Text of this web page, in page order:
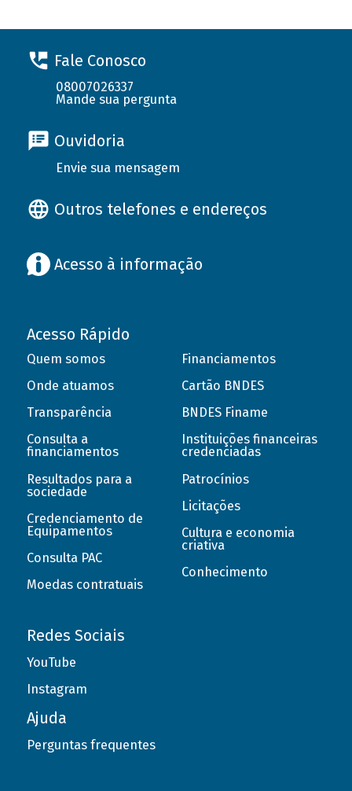
Fale Conosco
08007026337
Mande sua pergunta
Ouvidoria
Envie sua mensagem
Outros telefones e endereços
Acesso à informação
Acesso Rápido
Quem somos
Onde atuamos
Transparência
Consulta a
financiamentos
Resultados para a
sociedade
Credenciamento de
Equipamentos
Consulta PAC
Moedas contratuais
Financiamentos
Cartão BNDES
BNDES Finame
Instituições financeiras
credenciadas
Patrocínios
Licitações
Cultura e economia
criativa
Conhecimento
Redes Sociais
YouTube
Instagram
Ajuda
Perguntas frequentes